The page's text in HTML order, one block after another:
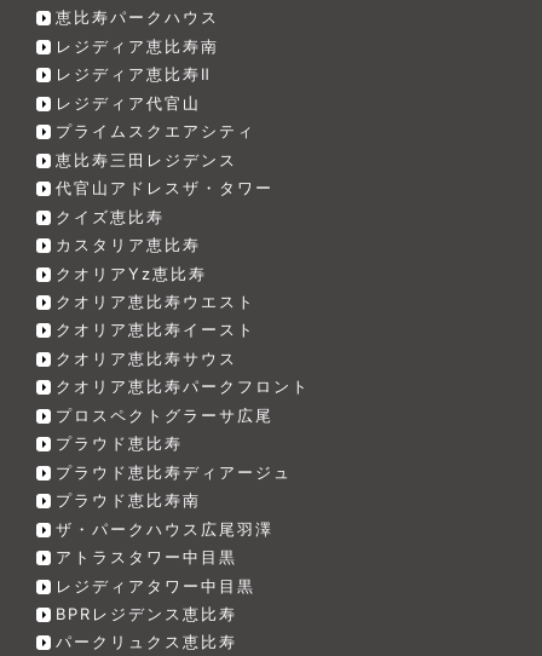
恵比寿パークハウス
レジディア恵比寿南
レジディア恵比寿Ⅱ
レジディア代官山
プライムスクエアシティ
恵比寿三田レジデンス
代官山アドレスザ・タワー
クイズ恵比寿
カスタリア恵比寿
クオリアYz恵比寿
クオリア恵比寿ウエスト
クオリア恵比寿イースト
クオリア恵比寿サウス
クオリア恵比寿パークフロント
プロスペクトグラーサ広尾
プラウド恵比寿
プラウド恵比寿ディアージュ
プラウド恵比寿南
ザ・パークハウス広尾羽澤
アトラスタワー中目黒
レジディアタワー中目黒
BPRレジデンス恵比寿
パークリュクス恵比寿